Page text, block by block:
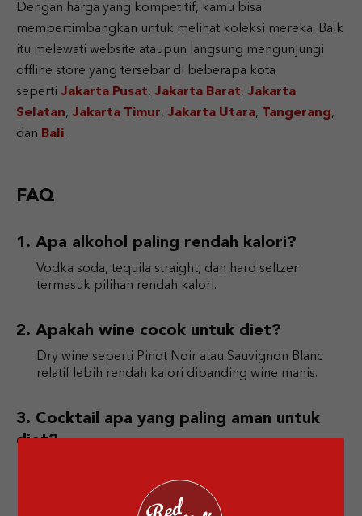
Dengan harga yang kompetitif, kamu bisa
mempertimbangkan untuk melihat koleksi mereka. Baik
itu melewati website ataupun langsung mengunjungi
offline store yang tersebar di beberapa kota
seperti Jakarta Pusat, Jakarta Barat, Jakarta
Selatan, Jakarta Timur, Jakarta Utara, Tangerang,
dan Bali.
FAQ
Apa alkohol paling rendah kalori?
Vodka soda, tequila straight, dan hard seltzer
termasuk pilihan rendah kalori.
Apakah wine cocok untuk diet?
Dry wine seperti Pinot Noir atau Sauvignon Blanc
relatif lebih rendah kalori dibanding wine manis.
Cocktail apa yang paling aman untuk
diet?
biasanya lebih rendah gula dan kalori.